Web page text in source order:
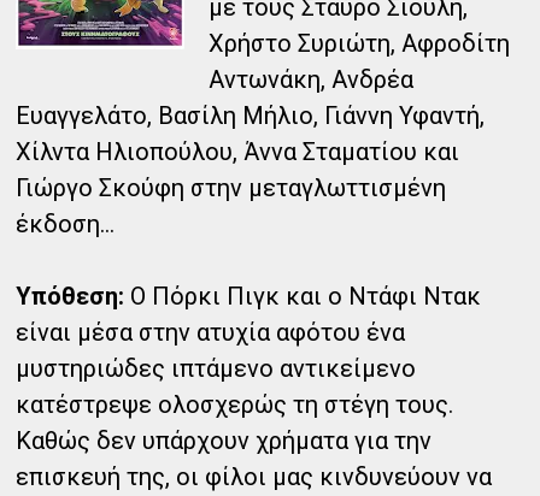
με τους Σταύρο Σιούλη,
Χρήστο Συριώτη, Αφροδίτη
Αντωνάκη, Ανδρέα
Ευαγγελάτο, Βασίλη Μήλιο, Γιάννη Υφαντή,
Χίλντα Ηλιοπούλου, Άννα Σταματίου και
Γιώργο Σκούφη στην μεταγλωττισμένη
έκδοση...
Υπόθεση: Ο Πόρκι Πιγκ και ο Ντάφι Ντακ
είναι μέσα στην ατυχία αφότου ένα
μυστηριώδες ιπτάμενο αντικείμενο
κατέστρεψε ολοσχερώς τη στέγη τους.
Καθώς δεν υπάρχουν χρήματα για την
επισκευή της, οι φίλοι μας κινδυνεύουν να